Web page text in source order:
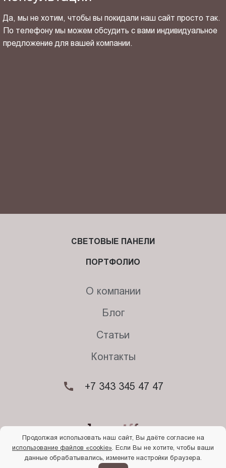
Да, мы не хотим, чтобы вы покидали наш сайт просто так.
По телефону мы можем обсудить с вами индивидуальное
предложение для вашей компании.
ОТПРАВИТЬ СВОЙ КОНТАКТ
© 2026. Begriff
Политика конфиденциальности
СВЕТОВЫЕ ПАНЕЛИ
ПОРТФОЛИО
О компании
Блог
Статьи
Контакты
+7 343 345 47 47
Продолжая использовать наш сайт, Вы даёте согласие на
использование файлов «cookie» . Если Вы не хотите, чтобы ваши
данные обрабатывались, измените настройки браузера.